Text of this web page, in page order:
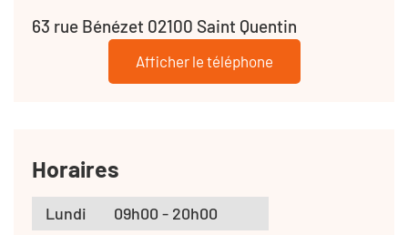
63 rue Bénézet 02100 Saint Quentin
Afficher le téléphone
Horaires
Lundi
09h00 - 20h00